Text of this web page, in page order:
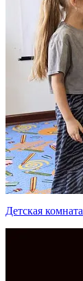
Детская комната